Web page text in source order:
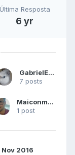
Última Resposta
6 yr
GabrielEger
7 posts
Maiconmartins
1 post
Nov 2016